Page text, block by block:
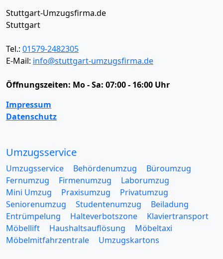
Stuttgart-Umzugsfirma.de
Stuttgart
Tel.: 01579-2482305
E-Mail: info@stuttgart-umzugsfirma.de
Öffnungszeiten: Mo - Sa: 07:00 - 16:00 Uhr
Impressum
Datenschutz
Umzugsservice
Umzugsservice Behördenumzug
Büroumzug
Fernumzug
Firmenumzug
Laborumzug
Mini Umzug
Praxisumzug
Privatumzug
Seniorenumzug
Studentenumzug
Beiladung
Entrümpelung
Halteverbotszone
Klaviertransport
Möbellift
Haushaltsauflösung
Möbeltaxi
Möbelmitfahrzentrale
Umzugskartons